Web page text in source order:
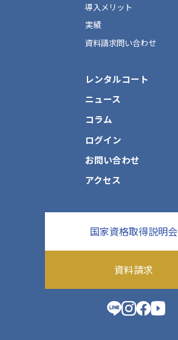
導入メリット
実績
資料請求問い合わせ
レンタルコート
ニュース
コラム
ログイン
お問い合わせ
アクセス
国家資格取得説明会
資料請求